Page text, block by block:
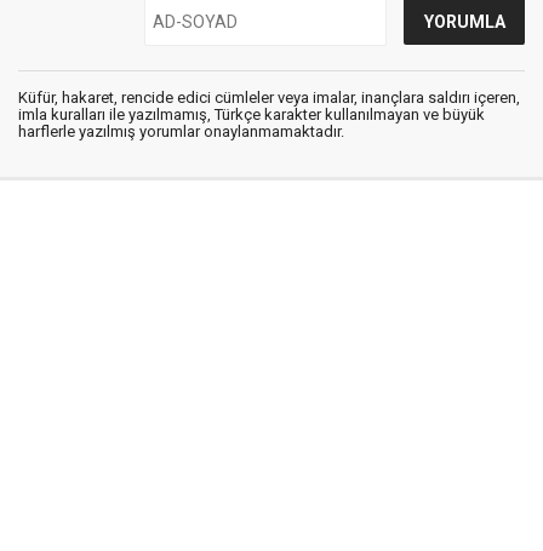
Küfür, hakaret, rencide edici cümleler veya imalar, inançlara saldırı içeren,
imla kuralları ile yazılmamış, Türkçe karakter kullanılmayan ve büyük
harflerle yazılmış yorumlar onaylanmamaktadır.